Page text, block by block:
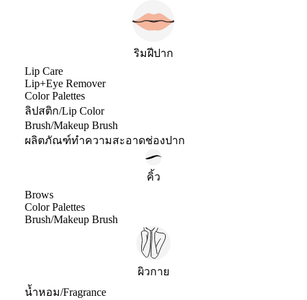
ริมฝีปาก
Lip Care
Lip+Eye Remover
Color Palettes
ลิปสติก/Lip Color
Brush/Makeup Brush
ผลิตภัณฑ์ทำความสะอาดช่องปาก
คิ้ว
Brows
Color Palettes
Brush/Makeup Brush
ผิวกาย
น้ำหอม/Fragrance